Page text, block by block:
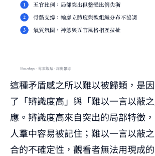
這種矛盾感之所以難以被歸類，是
了「辨識度高」與「難以一言以蔽
應。辨識度高來自突出的局部特徵
人羣中容易被記住；難以一言以蔽
合的不確定性，觀看者無法用現成